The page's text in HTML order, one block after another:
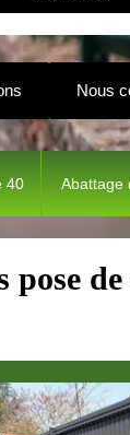
Nous
40 Abattage
pose